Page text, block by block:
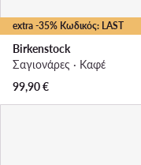
extra -35% Κωδικός: LAST
Birkenstock
Σαγιονάρες · Καφέ
99,90€